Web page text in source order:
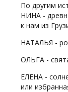
По другим
НИНА -
к нам из
НАТАЛЬЯ -
ОЛЬГА -
ЕЛЕНА -
или